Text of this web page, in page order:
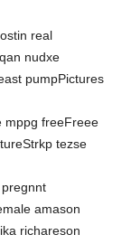
real
nudxe
pumpPictures
mppg freeFreee
tezse
amason
richareson